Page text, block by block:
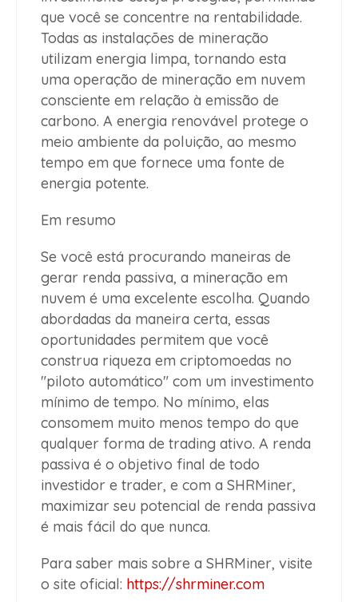
que você se concentre na rentabilidade.
Todas as instalações de mineração
utilizam energia limpa, tornando esta
uma operação de mineração em nuvem
consciente em relação à emissão de
carbono. A energia renovável protege o
meio ambiente da poluição, ao mesmo
tempo em que fornece uma fonte de
energia potente.
Em resumo
Se você está procurando maneiras de
gerar renda passiva, a mineração em
nuvem é uma excelente escolha. Quando
abordadas da maneira certa, essas
oportunidades permitem que você
construa riqueza em criptomoedas no
"piloto automático" com um investimento
mínimo de tempo. No mínimo, elas
consomem muito menos tempo do que
qualquer forma de trading ativo. A renda
passiva é o objetivo final de todo
investidor e trader, e com a SHRMiner,
maximizar seu potencial de renda passiva
é mais fácil do que nunca.
Para saber mais sobre a SHRMiner, visite
o site oficial: https://shrminer.com